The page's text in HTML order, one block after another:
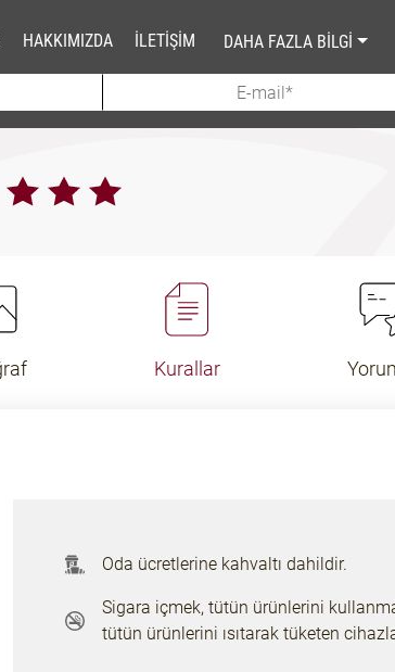
HAKKIMIZDA İLETİŞİM DAHA FAZLA BİLGİ
Kurallar
Oda ücretlerine kahvaltı dahildir.
Sigara içmek, tütün ürünlerini
tütün ürünlerini ısıtarak tüketen